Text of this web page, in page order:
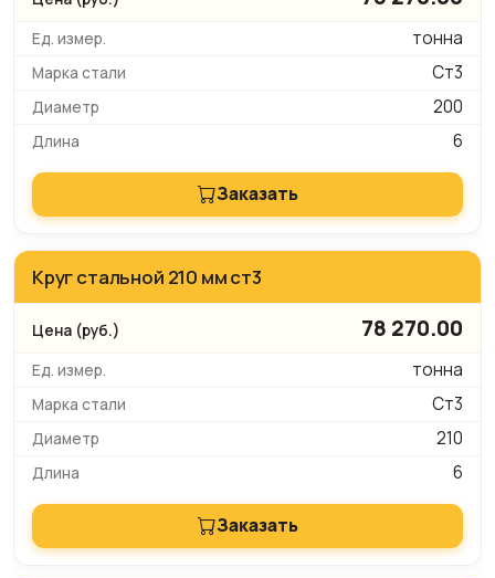
тонна
Ст3
200
6
Заказать
Круг стальной 210 мм ст3
78 270.00
тонна
Ст3
210
6
Заказать